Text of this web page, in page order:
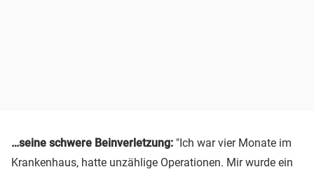
…seine schwere Beinverletzung: "Ich war vier Monate im
Krankenhaus, hatte unzählige Operationen. Mir wurde ein